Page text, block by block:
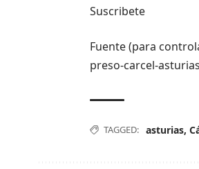
Suscribete
Fuente (para
preso-carcel-
TAGGED: asturias,